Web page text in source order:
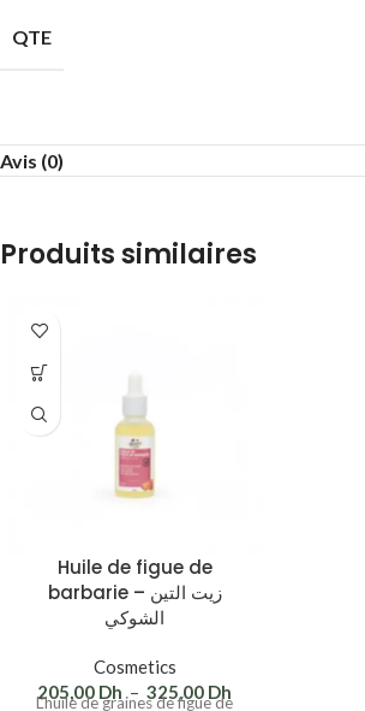
QTE
Avis (0)
Produits similaires
Huile de figue de
barbarie – زيت التين
الشوكي
Cosmetics
205,00 Dh – 325,00 Dh
L’huile de graines de figue de